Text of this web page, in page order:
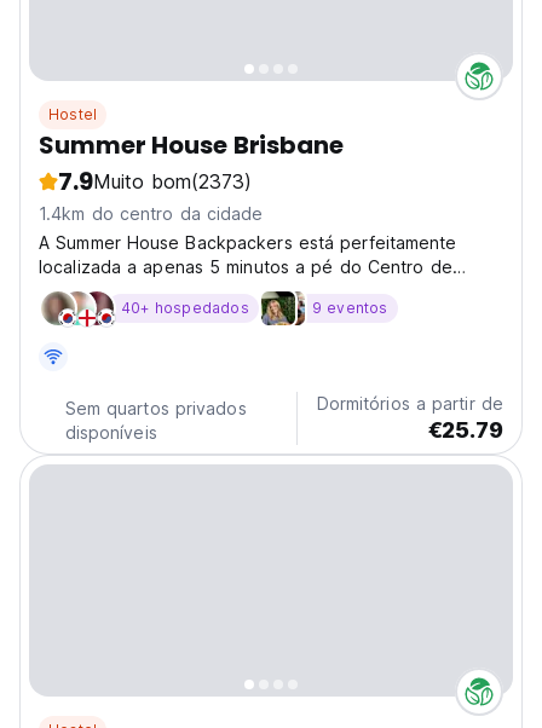
Hostel
Summer House Brisbane
7.9Muito bom(2373)
1.4km do centro da cidade
A Summer House Backpackers está perfeitamente
localizada a apenas 5 minutos a pé do Centro de
Transporte de Brisbane.
40+ hospedados 9 eventos
Sem quartos privados
disponíveis
Dormitórios a partir de
€25.79